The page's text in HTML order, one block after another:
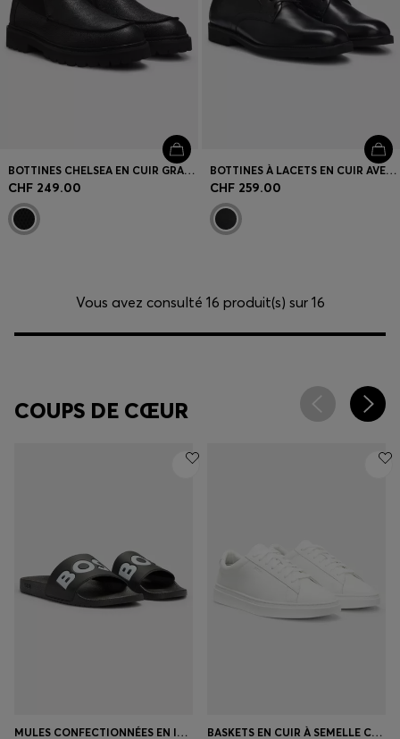
BOTTINES CHELSEA EN CUIR GRAINÉ AVEC LOGO DORÉ
CHF 249.00
BOTTINES À LACETS EN CUIR AVEC FERMETURE ÉCLAIR LATÉRALE
CHF 259.00
Vous avez consulté 16 produit(s) sur 16
COUPS DE CŒUR
MULES CONFECTIONNÉES EN ITALIE AVEC GRAND LOGO BASKETS EN CUIR À SEMELLE CUPSOLE AVEC SURPIQÛRES À RAYURES EMBLÉMATIQUES